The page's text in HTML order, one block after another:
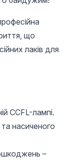
що
лаків для
CCFL-лампі.
насиченого
–